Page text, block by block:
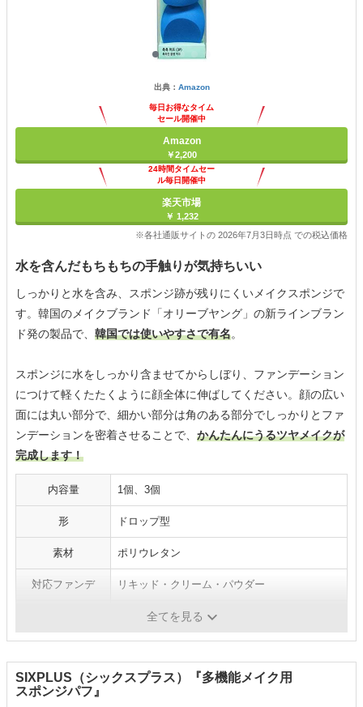
出典： Amazon
毎日お得なタイム
セール開催中
Amazon
￥2,200
24時間タイムセー
ル毎日開催中
楽天市場
￥ 1,232
※各社通販サイトの 2026年7月3日時点 での税込価格
水を含んだもちもちの手触りが気持ちいい
しっかりと水を含み、スポンジ跡が残りにくいメイクスポンジで
す。韓国のメイクブランド「オリーブヤング」の新ラインブラン
ド発の製品で、 韓国では使いやすさで有名。
スポンジに水をしっかり含ませてからしぼり、ファンデーション
につけて軽くたたくように顔全体に伸ばしてください。顔の広い
面には丸い部分で、細かい部分は角のある部分でしっかりとファ
ンデーションを密着させることで、 かんたんにうるツヤメイクが
完成します！
内容量 1個、3個
形 ドロップ型
素材 ポリウレタン
対応ファンデ リキッド・クリーム・パウダー
全てを見る
SIXPLUS（シックスプラス）『多機能メイク用
スポンジパフ』